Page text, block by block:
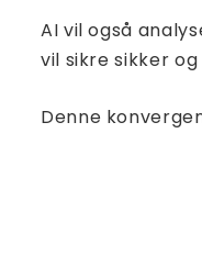
AI vil også
vil sikre sikker
Denne